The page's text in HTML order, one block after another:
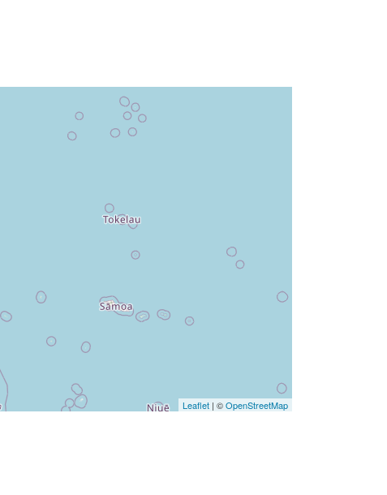
Leaflet | ©OpenStreetMap